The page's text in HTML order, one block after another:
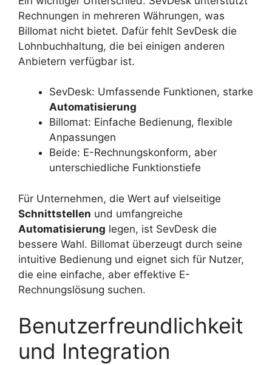
Rechnungen in mehreren Währungen, was
Billomat nicht bietet. Dafür fehlt SevDesk die
Lohnbuchhaltung, die bei einigen anderen
Anbietern verfügbar ist.
SevDesk: Umfassende Funktionen, starke
Automatisierung
Billomat: Einfache Bedienung, flexible
Anpassungen
Beide: E-Rechnungskonform, aber
unterschiedliche Funktionstiefe
Für Unternehmen, die Wert auf vielseitige
Schnittstellen und umfangreiche
Automatisierung legen, ist SevDesk die
bessere Wahl. Billomat überzeugt durch seine
intuitive Bedienung und eignet sich für Nutzer,
die eine einfache, aber effektive E-
Rechnungslösung suchen.
Benutzerfreundlichkeit
und Integration